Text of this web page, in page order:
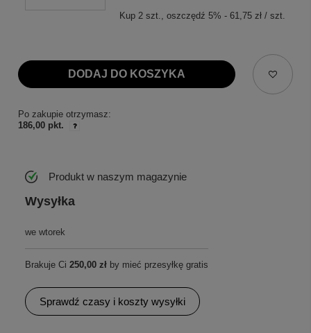
Kup 2 szt., oszczędź 5% - 61,75 zł/ szt.
DODAJ DO KOSZYKA
Po zakupie otrzymasz:
186,00 pkt.
Produkt w naszym magazynie
Wysyłka
we wtorek
Brakuje Ci 250,00 zł by mieć przesyłkę gratis
Sprawdź czasy i koszty wysyłki